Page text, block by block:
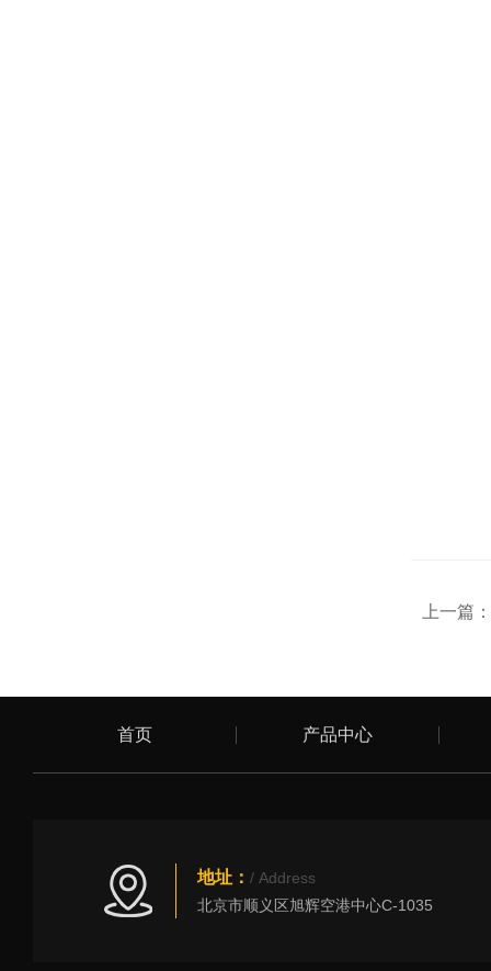
上一篇：
首页 产品中心
地址： / Address
北京市顺义区旭辉空港中心C-1035